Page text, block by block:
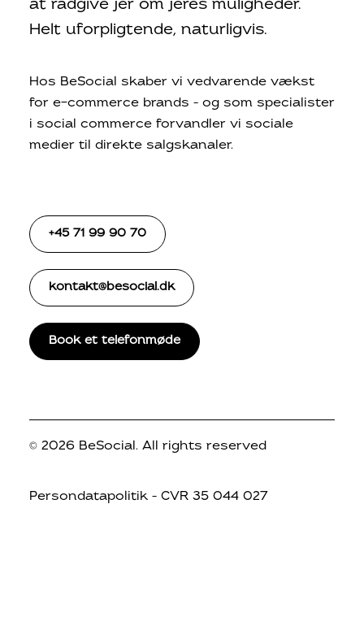
at rådgive jer om jeres muligheder.
Helt uforpligtende, naturligvis.
Hos BeSocial skaber vi vedvarende vækst
for e-commerce brands – og som specialister
i social commerce forvandler vi sociale
medier til direkte salgskanaler.
+45 71 99 90 70
kontakt@besocial.dk
Book et telefonmøde
© 2026 BeSocial. All rights reserved
Persondatapolitik – CVR 35 044 027